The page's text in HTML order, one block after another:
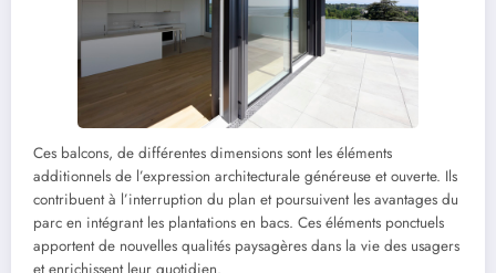
Ces balcons, de différentes dimensions sont les éléments
additionnels de l’expression architecturale généreuse et ouverte. Ils
contribuent à l’interruption du plan et poursuivent les avantages du
parc en intégrant les plantations en bacs. Ces éléments ponctuels
apportent de nouvelles qualités paysagères dans la vie des usagers